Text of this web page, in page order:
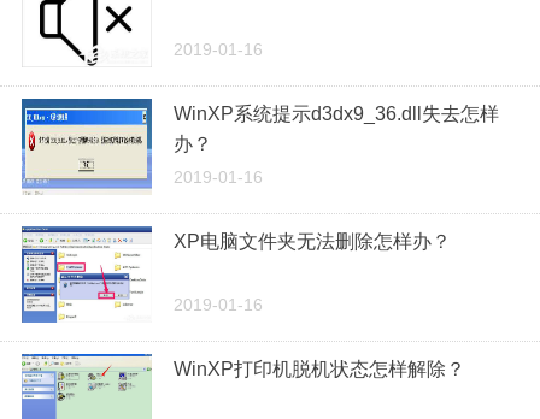
2019-01-16
WinXP系统提示d3dx9_36.dll失去怎样
办？
2019-01-16
XP电脑文件夹无法删除怎样办？
2019-01-16
WinXP打印机脱机状态怎样解除？